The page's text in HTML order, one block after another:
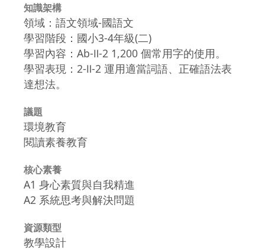
知識架構
領域：語文領域-國語文
學習階段：國小3-4年級(二)
學習內容：Ab-Ⅱ-2 1,200 個常用字的使用。
學習表現：2-Ⅱ-2 運用適當詞語、正確語法表
達想法。
議題
環境教育
閱讀素養教育
核心素養
A1 身心素質與自我精進
A2 系統思考與解決問題
資源類型
教學設計